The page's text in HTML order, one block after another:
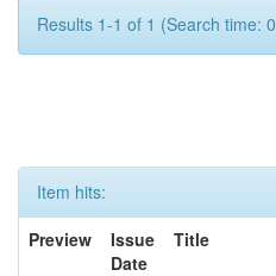
Results 1-1 of 1 (Search time:
Item hits:
Preview
Issue
Date
Title